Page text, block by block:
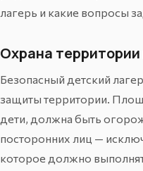
лагерь и какие вопросы
Охрана
Безопасный детский
защиты территории.
дети, должна быть
посторонних лиц —
которое должно